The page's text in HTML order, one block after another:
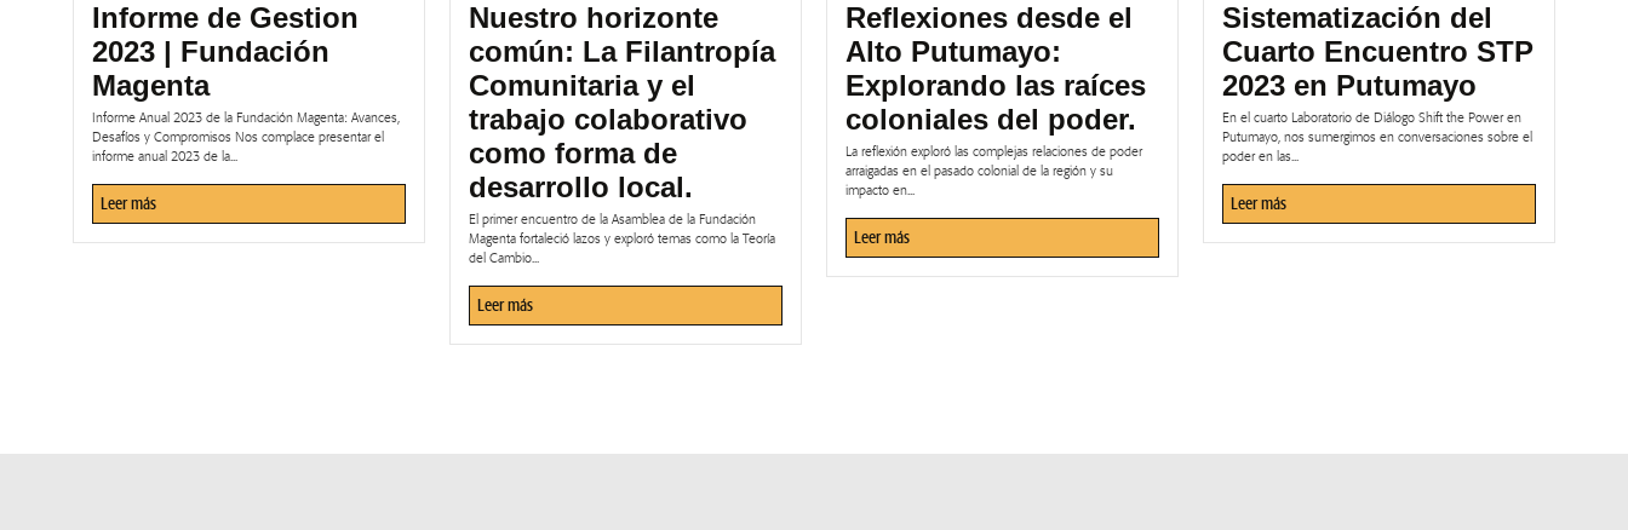
Informe de Gestion
2023 | Fundación
Magenta
Informe Anual 2023 de la Fundación Magenta: Avances,
Desafíos y Compromisos Nos complace presentar el
informe anual 2023 de la...
Leer más
Nuestro horizonte
común: La Filantropía
Comunitaria y el
trabajo colaborativo
como forma de
desarrollo local.
El primer encuentro de la Asamblea de la Fundación
Magenta fortaleció lazos y exploró temas como la Teoría
del Cambio...
Leer más
Reflexiones desde el
Alto Putumayo:
Explorando las raíces
coloniales del poder.
La reflexión exploró las complejas relaciones de poder
arraigadas en el pasado colonial de la región y su
impacto en...
Leer más
Sistematización del
Cuarto Encuentro STP
2023 en Putumayo
En el cuarto Laboratorio de Diálogo Shift the Power en
Putumayo, nos sumergimos en conversaciones sobre el
poder en las...
Leer más